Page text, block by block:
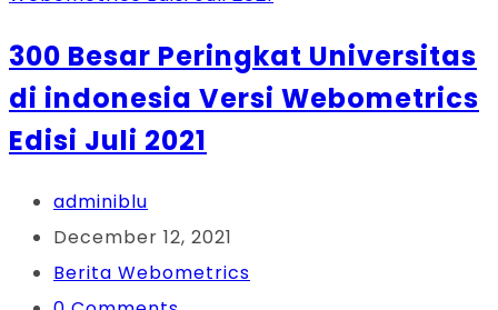
300 Besar Peringkat Universitas
di indonesia Versi Webometrics
Edisi Juli 2021
adminiblu
December 12, 2021
Berita Webometrics